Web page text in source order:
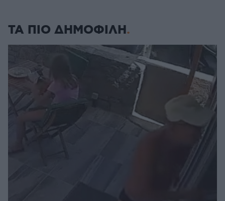
ΤΑ ΠΙΟ ΔΗΜΟΦΙΛΗ